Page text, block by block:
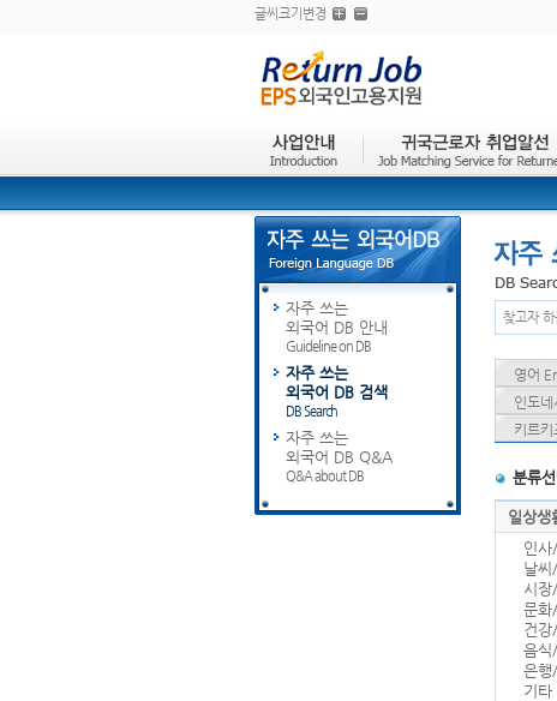
글씨크기변경
자주 쓰는
외국어 DB 안내
Guideline on DB
자주 쓰는
외국어 DB 검색
DB Search
자주 쓰는
외국어 DB Q&A
Q&A about DB
찾고자
영어
인도
키르
분류
일상생
인사
날씨
시장
문화
건강
음식
은행
기타